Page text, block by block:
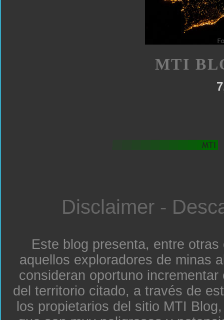
MTI
Disclaimer -
Este blog presenta, entre
aquellos exploradores de minas
consideran oportuno
del territorio citado, a través de
los propietarios del sitio MTI